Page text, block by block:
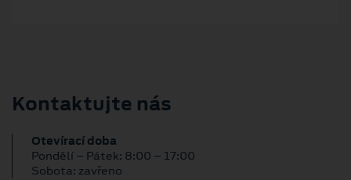
Kontaktujte nás
Otevírací doba
Pondělí – Pátek: 8:00 – 17:00
Sobota: zavřeno